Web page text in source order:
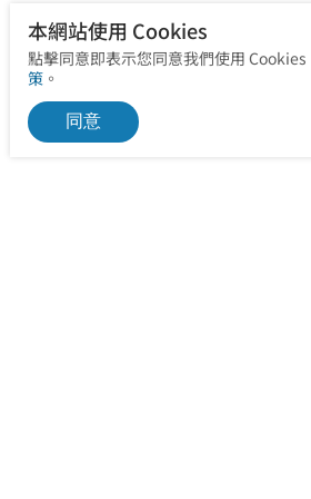
本網站使用 Cookies
點擊同意即表示您同意我們使用
策。
同意